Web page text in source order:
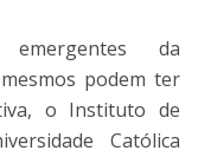
da
podem ter
o Instituto de
Católica